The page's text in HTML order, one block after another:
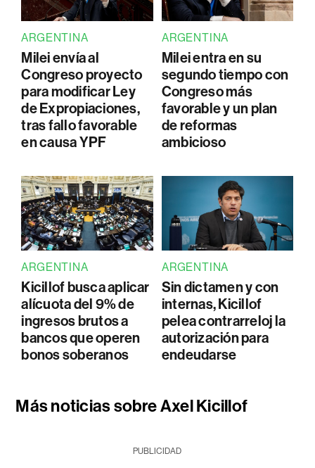
ARGENTINA
Milei envía al
Congreso proyecto
para modificar Ley
de Expropiaciones,
tras fallo favorable
en causa YPF
ARGENTINA
Milei entra en su
segundo tiempo con
Congreso más
favorable y un plan
de reformas
ambicioso
ARGENTINA
Kicillof busca aplicar
alícuota del 9% de
ingresos brutos a
bancos que operen
bonos soberanos
ARGENTINA
Sin dictamen y con
internas, Kicillof
pelea contrarreloj la
autorización para
endeudarse
Más noticias sobre Axel Kicillof
PUBLICIDAD